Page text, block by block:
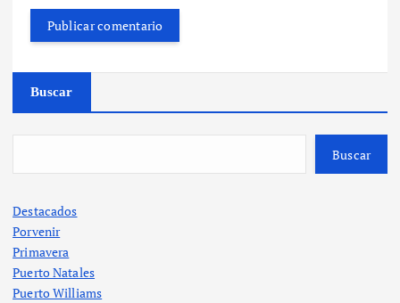
Buscar
Buscar
Destacados
Porvenir
Primavera
Puerto Natales
Puerto Williams